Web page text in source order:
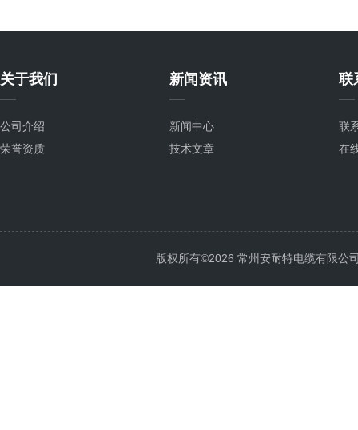
关于我们
公司介绍
荣誉资质
新闻资讯
新闻中心
技术文章
联
联
在
版权所有©2026 常州安耐特电缆有限